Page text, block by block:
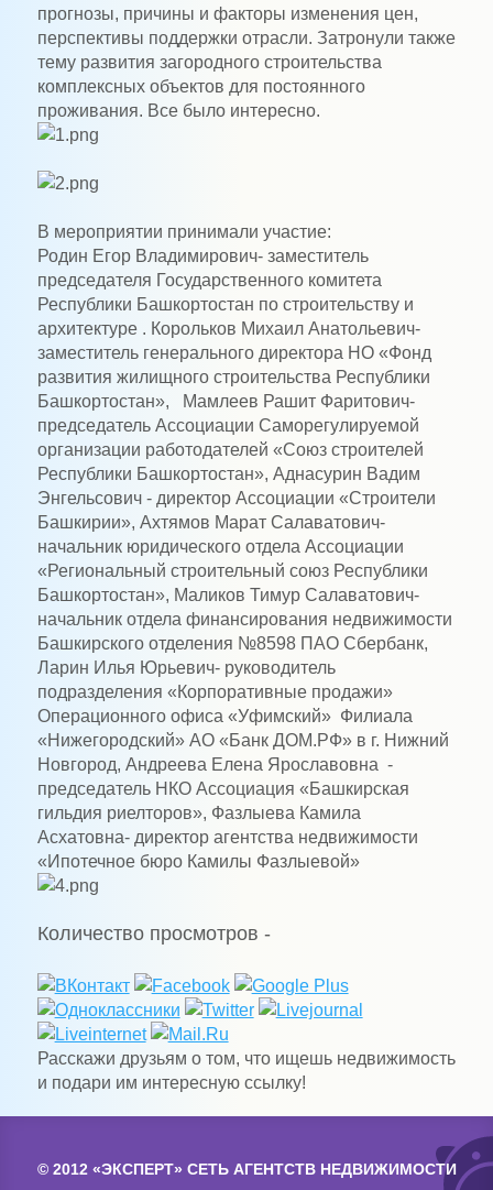
прогнозы, причины и факторы изменения цен,
перспективы поддержки отрасли. Затронули также
тему развития загородного строительства
комплексных объектов для постоянного
проживания. Все было интересно.
В мероприятии принимали участие:
Родин Егор Владимирович- заместитель
председателя Государственного комитета
Республики Башкортостан по строительству и
архитектуре . Корольков Михаил Анатольевич-
заместитель генерального директора НО «Фонд
развития жилищного строительства Республики
Башкортостан», Мамлеев Рашит Фаритович-
председатель Ассоциации Саморегулируемой
организации работодателей «Союз строителей
Республики Башкортостан», Аднасурин Вадим
Энгельсович - директор Ассоциации «Строители
Башкирии», Ахтямов Марат Салаватович-
начальник юридического отдела Ассоциации
«Региональный строительный союз Республики
Башкортостан», Маликов Тимур Салаватович-
начальник отдела финансирования недвижимости
Башкирского отделения №8598 ПАО Сбербанк,
Ларин Илья Юрьевич- руководитель
подразделения «Корпоративные продажи»
Операционного офиса «Уфимский» Филиала
«Нижегородский» АО «Банк ДОМ.РФ» в г. Нижний
Новгород, Андреева Елена Ярославовна -
председатель НКО Ассоциация «Башкирская
гильдия риелторов», Фазлыева Камила
Асхатовна- директор агентства недвижимости
«Ипотечное бюро Камилы Фазлыевой»
Количество просмотров -
Расскажи друзьям о том, что ищешь недвижимость
и подари им интересную ссылку!
© 2012 «ЭКСПЕРТ» СЕТЬ АГЕНТСТВ НЕДВИЖИМОСТИ